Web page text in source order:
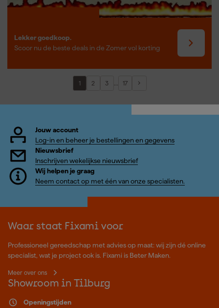
Lekker goedkoop.
Scoor nu de beste deals in de Zomer vol korting
1 2 3 ... 17
Jouw account
Log-in en beheer je bestellingen en gegevens
Nieuwsbrief
Inschrijven wekelijkse nieuwsbrief
Wij helpen je graag
Neem contact op met één van onze specialisten.
Waar staat Fixami voor
Professioneel gereedschap met advies op maat: wij zijn dé online
specialist, wat je project ook is. Fixami is Beter Maken.
Meer over ons
Showroom in Tilburg
Openingstijden